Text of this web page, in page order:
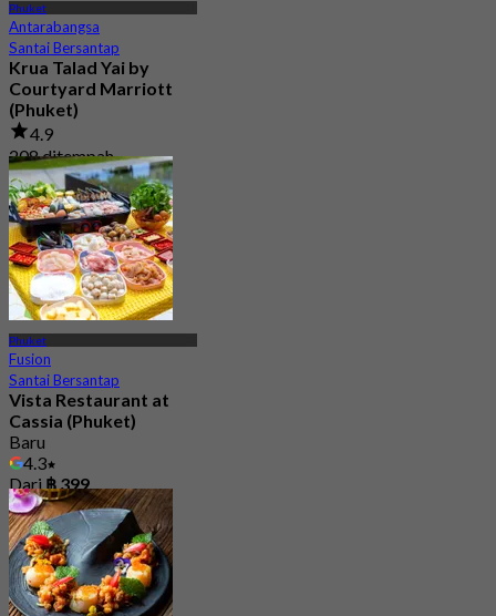
Phuket
Antarabangsa
Santai Bersantap
Krua Talad Yai by
Courtyard Marriott
(Phuket)
4.9
208 ditempah
Dari฿ 625
Phuket
Fusion
Santai Bersantap
Vista Restaurant at
Cassia (Phuket)
Baru
4.3
Dari฿ 399